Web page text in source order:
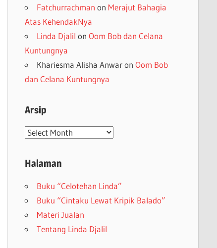
Fatchurrachman on Merajut Bahagia
Atas KehendakNya
Linda Djalil on Oom Bob dan Celana
Kuntungnya
Khariesma Alisha Anwaron Oom Bob
dan Celana Kuntungnya
Arsip
Arsip
Halaman
Buku “Celotehan Linda”
Buku “Cintaku Lewat Kripik Balado”
Materi Jualan
Tentang Linda Djalil